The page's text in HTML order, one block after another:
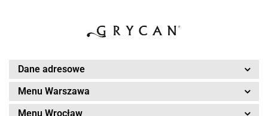
Dane adresowe
Menu Warszawa
Menu Wrocław